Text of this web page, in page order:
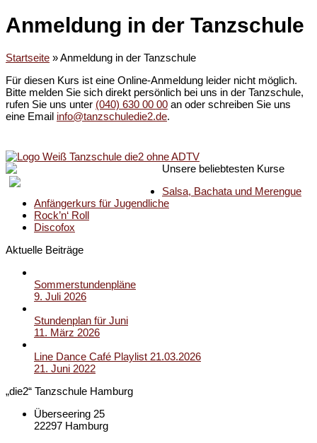
Anmeldung in der Tanzschule
Startseite »Anmeldung in der Tanzschule
Für diesen Kurs ist eine Online-Anmeldung leider nicht möglich.
Bitte melden Sie sich direkt persönlich bei uns in der Tanzschule,
rufen Sie uns unter (040) 630 00 00 an oder schreiben Sie uns
eine Email info@tanzschuledie2.de.
Unsere beliebtesten Kurse
Salsa, Bachata und Merengue
Anfängerkurs für Jugendliche
Rock’n‘ Roll
Discofox
Aktuelle Beiträge
Sommerstundenpläne
9. Juli 2026
Stundenplan für Juni
11. März 2026
Line Dance Café Playlist 21.03.2026
21. Juni 2022
„die2“ Tanzschule Hamburg
Überseering 25
22297 Hamburg